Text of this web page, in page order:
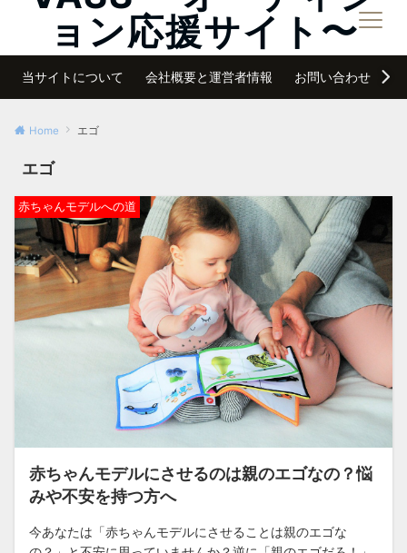
ョン応援サイト〜メニュー
当サイトについて 会社概要と運営者情報 お問い合わせ
Home エゴ
エゴ
赤ちゃんモデルへの道
赤ちゃんモデルにさせるのは親のエゴなの？悩
みや不安を持つ方へ
今あなたは「赤ちゃんモデルにさせることは親のエゴな